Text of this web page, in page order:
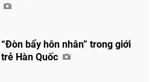
“Đòn bẩy hôn nhân” trong giới
trẻ Hàn Quốc